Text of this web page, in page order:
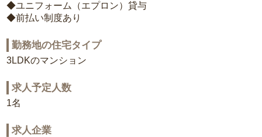
◆ユニフォーム（エプロン）貸与
◆前払い制度あり
勤務地の住宅タイプ
3LDKのマンション
求人予定人数
1名
求人企業